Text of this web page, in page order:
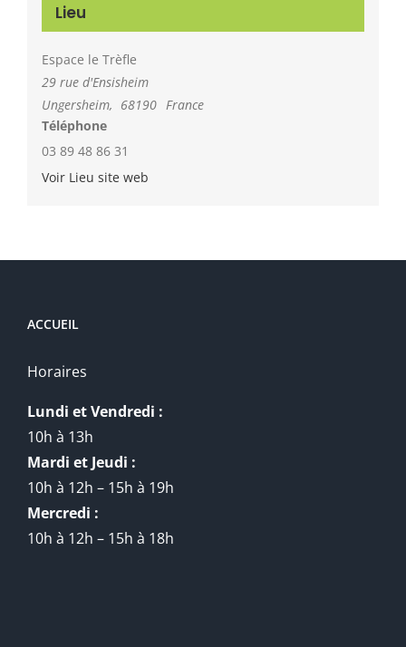
Lieu
Espace le Trèfle
29 rue d'Ensisheim
Ungersheim, 68190 France
Téléphone
03 89 48 86 31
Voir Lieu site web
ACCUEIL
Horaires
Lundi et Vendredi :
10h à 13h
Mardi et Jeudi :
10h à 12h – 15h à 19h
Mercredi :
10h à 12h – 15h à 18h